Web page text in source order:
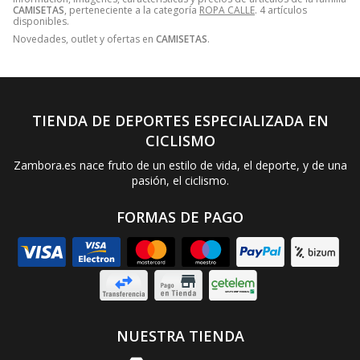
CAMISETAS, perteneciente a la categoría ROPA CALLE. 4 artículos
disponibles.
Novedades, outlet y ofertas en CAMISETAS.
TIENDA DE DEPORTES ESPECIALIZADA EN
CICLISMO
Zambora.es nace fruto de un estilo de vida, el deporte, y de una
pasión, el ciclismo.
FORMAS DE PAGO
NUESTRA TIENDA